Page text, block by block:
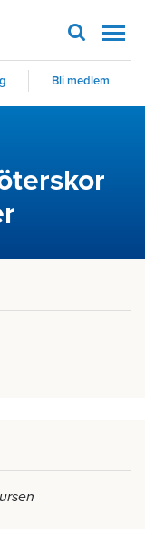
Bli medlem